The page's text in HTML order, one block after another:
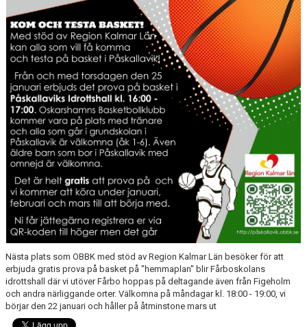
SCHYSST IDROTT LF KALMAR
Nästa plats som OBBK med stöd av Region Kalmar Län besöker för att
erbjuda gratis prova på basket på "hemmaplan" blir Fårboskolans
idrottshall där vi utöver Fårbo hoppas på deltagande även från Figeholm
och andra närliggande orter. Välkomna på måndagar kl. 18:00 - 19:00, vi
börjar den 22 januari och håller på åtminstone mars ut